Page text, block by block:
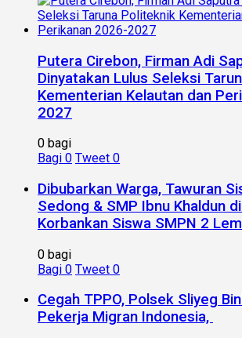
Putera Cirebon, Firman Adi
Dinyatakan Lulus Seleksi
Kementerian Kelautan dan
2027
0 bagi
Bagi 0 Tweet 0
Dibubarkan Warga, Tawuran
Sedong & SMP Ibnu Khaldun
Korbankan Siswa SMPN 2
0 bagi
Bagi 0 Tweet 0
Cegah TPPO, Polsek Sliyeg
Pekerja Migran Indonesia,